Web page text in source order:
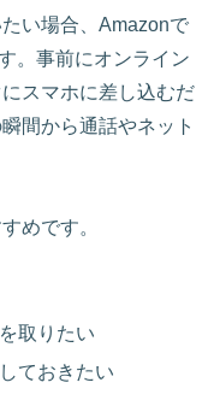
い場合、Amazonで
。事前にオンライン
スマホに差し込むだ
間から通話やネット
めです。
取りたい
ておきたい